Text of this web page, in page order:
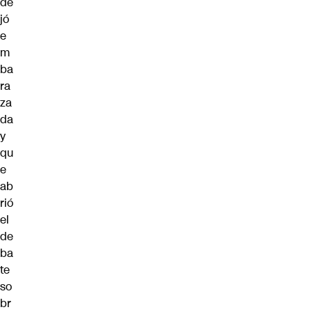
jó
e
m
ba
ra
za
da
y
qu
e
ab
rió
el
de
ba
te
so
br